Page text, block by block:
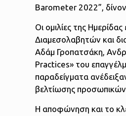
Barometer 2022”,
Οι ομιλίες της
Διαμεσολαβητών και
Αδάμ Γροπατσάκη,
Practices» του
παραδείγματα
βελτίωσης
Η αποφώνηση και το